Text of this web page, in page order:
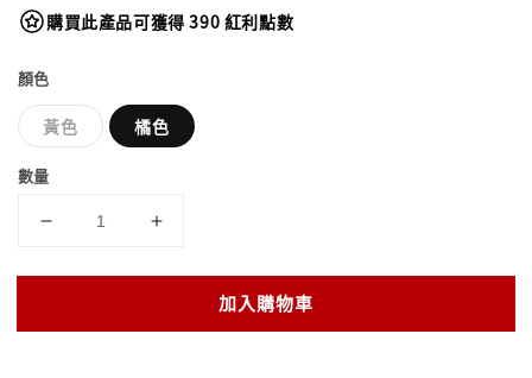
購買此產品可獲得 390 紅利點數
顏色
黃色 橘色
數量
加入購物車